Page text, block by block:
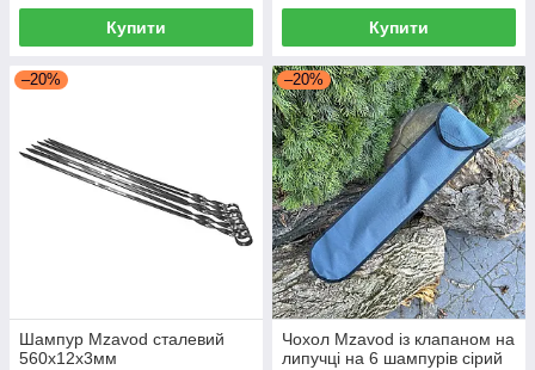
Купити Купити
–20%
Шампур Mzavod сталевий
560х12х3мм
–20%
Чохол Mzavod із клапаном на
липучці на 6 шампурів сірий